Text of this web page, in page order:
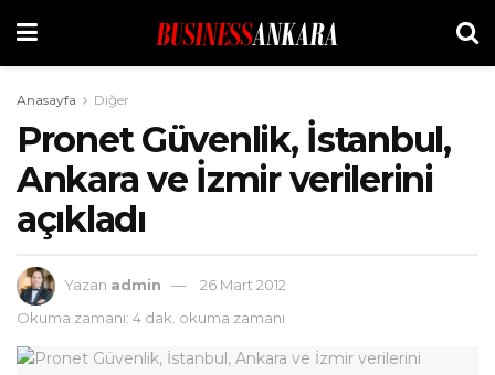
Anasayfa Diğer
Pronet Güvenlik, İstanbul,
Ankara ve İzmir verilerini
açıkladı
Yazan admin
26 Mart 2012
Okuma zamanı: 4 dak. okuma zamanı